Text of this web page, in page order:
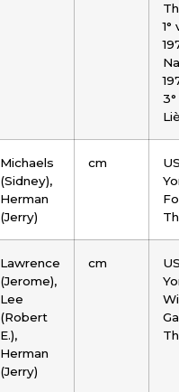
Michaels
(Sidney),
Herman
(Jerry)
cm
Lawrence
(Jerome),
Lee
(Robert
E.),
Herman
(Jerry)
cm